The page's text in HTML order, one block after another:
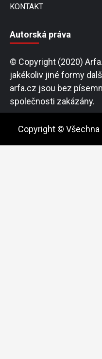
KONTAKT
Autorská práva
© Copyright (2020)
jakékoliv jiné formy
arfa.cz jsou bez
společnosti zakázány.
Copyright © Všechna